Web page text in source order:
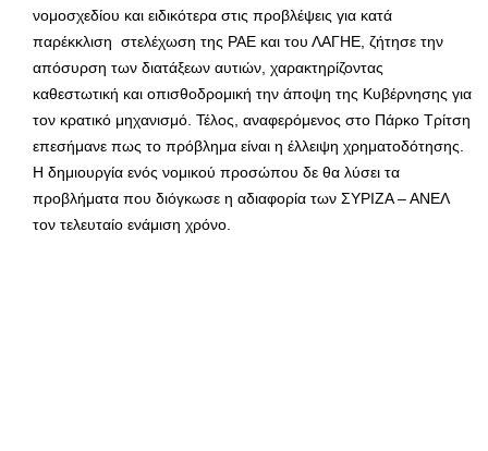
νομοσχεδίου και ειδικότερα στις προβλέψεις για κατά
παρέκκλιση στελέχωση της ΡΑΕ και του ΛΑΓΗΕ, ζήτησε την
απόσυρση των διατάξεων αυτιών, χαρακτηρίζοντας
καθεστωτική και οπισθοδρομική την άποψη της Κυβέρνησης για
τον κρατικό μηχανισμό. Τέλος, αναφερόμενος στο Πάρκο Τρίτση
επεσήμανε πως το πρόβλημα είναι η έλλειψη χρηματοδότησης.
Η δημιουργία ενός νομικού προσώπου δε θα λύσει τα
προβλήματα που διόγκωσε η αδιαφορία των ΣΥΡΙΖΑ – ΑΝΕΛ
τον τελευταίο ενάμιση χρόνο.